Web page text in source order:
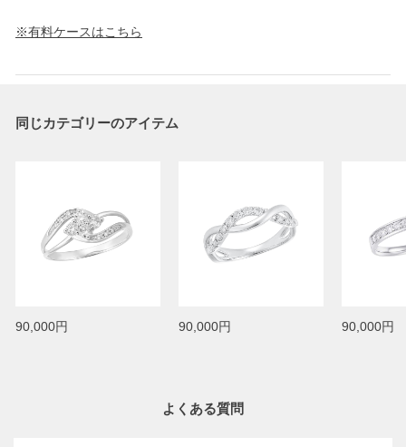
※有料ケースはこちら
同じカテゴリーのアイテム
90,000円 90,000円 90,000円
よくある質問